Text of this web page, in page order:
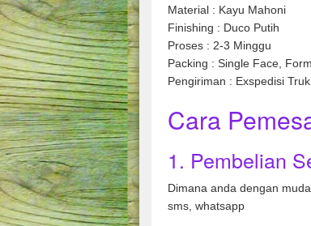
Material : Kayu Mahoni
Finishing : Duco Putih
Proses : 2-3 Minggu
Packing : Single Face,
Pengiriman : Exspedisi
Cara
1. Pembelian
Dimana anda dengan
sms, whatsapp